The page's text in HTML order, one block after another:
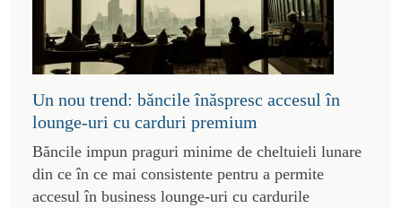
Un nou trend: băncile înăspresc accesul în
lounge-uri cu carduri premium
Băncile impun praguri minime de cheltuieli lunare
din ce în ce mai consistente pentru a permite
accesul în business lounge-uri cu cardurile